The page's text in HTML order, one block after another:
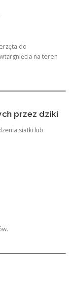
do
na teren
przez dziki
siatki lub